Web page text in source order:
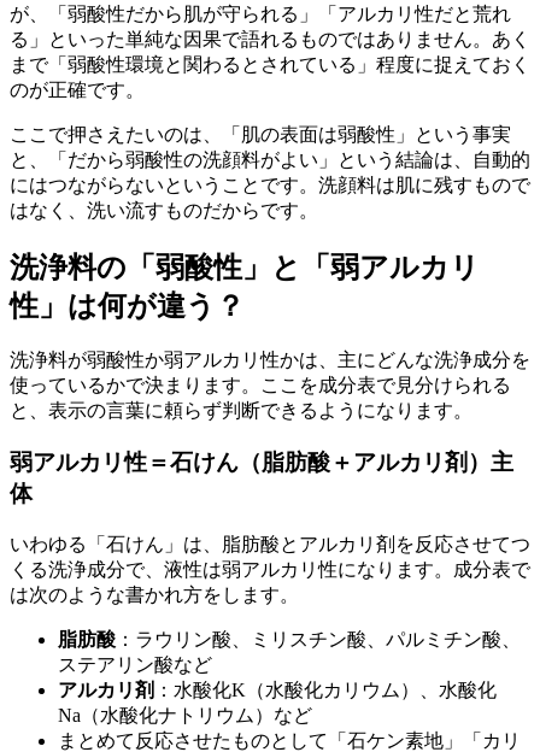
が、「弱酸性だから肌が守られる」「アルカリ性だと荒れ
る」といった単純な因果で語れるものではありません。あく
まで「弱酸性環境と関わるとされている」程度に捉えておく
のが正確です。
ここで押さえたいのは、「肌の表面は弱酸性」という事実
と、「だから弱酸性の洗顔料がよい」という結論は、自動的
にはつながらないということです。洗顔料は肌に残すもので
はなく、洗い流すものだからです。
洗浄料の「弱酸性」と「弱アルカリ
性」は何が違う？
洗浄料が弱酸性か弱アルカリ性かは、主にどんな洗浄成分を
使っているかで決まります。ここを成分表で見分けられる
と、表示の言葉に頼らず判断できるようになります。
弱アルカリ性＝石けん（脂肪酸＋アルカリ剤）主
体
いわゆる「石けん」は、脂肪酸とアルカリ剤を反応させてつ
くる洗浄成分で、液性は弱アルカリ性になります。成分表で
は次のような書かれ方をします。
脂肪酸 ：ラウリン酸、ミリスチン酸、パルミチン酸、
ステアリン酸など
アルカリ剤 ：水酸化K（水酸化カリウム）、水酸化
Na（水酸化ナトリウム）など
まとめて反応させたものとして「石ケン素地」「カリ